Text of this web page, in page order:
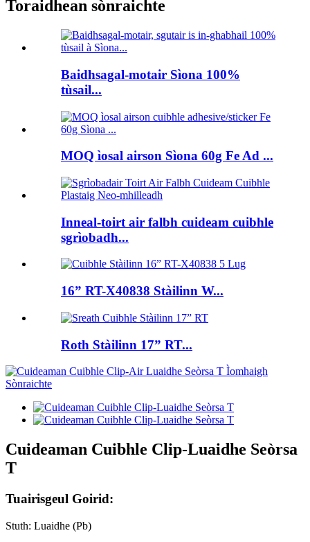
Toraidhean sònraichte
Baidhsagal-motair Sìona 100%
tùsail...
MOQ ìosal airson Sìona 60g Fe Ad ...
Inneal-toirt air falbh cuideam cuibhle
sgrìobadh...
16” RT-X40838 Stàilinn W...
Roth Stàilinn 17” RT...
Cuideaman Cuibhle Clip-Luaidhe Seòrsa
T
Tuairisgeul Goirid:
Stuth: Luaidhe (Pb)